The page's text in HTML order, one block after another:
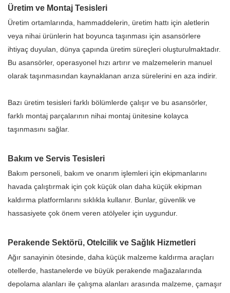
Üretim ve Montaj Tesisleri
Üretim ortamlarında, hammaddelerin, üretim hattı için aletlerin
veya nihai ürünlerin hat boyunca taşınması için asansörlere
ihtiyaç duyulan, dünya çapında üretim süreçleri oluşturulmaktadır.
Bu asansörler, operasyonel hızı artırır ve malzemelerin manuel
olarak taşınmasından kaynaklanan arıza sürelerini en aza indirir.
Bazı üretim tesisleri farklı bölümlerde çalışır ve bu asansörler,
farklı montaj parçalarının nihai montaj ünitesine kolayca
taşınmasını sağlar.
Bakım ve Servis Tesisleri
Bakım personeli, bakım ve onarım işlemleri için ekipmanlarını
havada çalıştırmak için çok küçük olan daha küçük ekipman
kaldırma platformlarını sıklıkla kullanır. Bunlar, güvenlik ve
hassasiyete çok önem veren atölyeler için uygundur.
Perakende Sektörü, Otelcilik ve Sağlık Hizmetleri
Ağır sanayinin ötesinde, daha küçük malzeme kaldırma araçları
otellerde, hastanelerde ve büyük perakende mağazalarında
depolama alanları ile çalışma alanları arasında malzeme, çamaşır